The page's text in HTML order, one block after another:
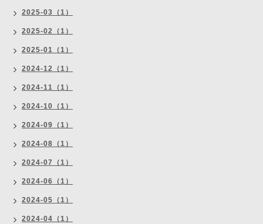
2025-03（1）
2025-02（1）
2025-01（1）
2024-12（1）
2024-11（1）
2024-10（1）
2024-09（1）
2024-08（1）
2024-07（1）
2024-06（1）
2024-05（1）
2024-04（1）